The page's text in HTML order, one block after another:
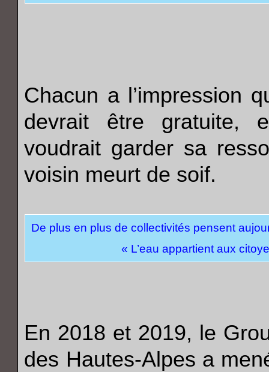
Chacun a l’impression
devrait être gratuite,
voudrait garder sa
voisin meurt de soif.
De plus en plus de collectivités pensent
« L’eau appartient aux
En 2018 et 2019, le
des Hautes‐Alpes a